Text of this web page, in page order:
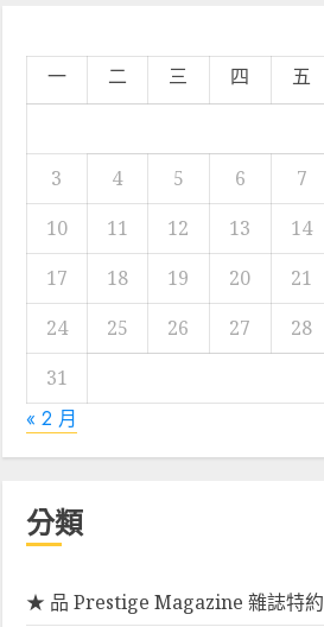
一 二 三 四 五
3
4 5 6 7
10
11 12 13 14
17
18 19 20 21
24
25 26 27 28
31
« 2 月
分類
★ 品 Prestige Magazine 雜誌特約